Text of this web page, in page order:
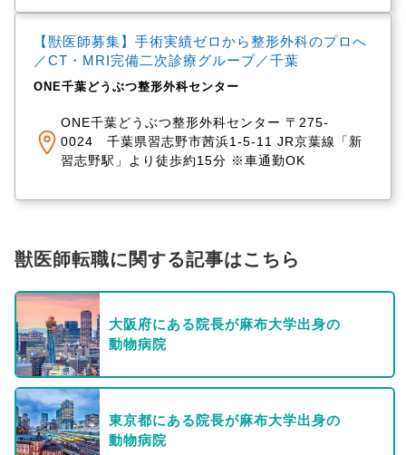
【獣医師募集】手術実績ゼロから整形外科のプロへ
／CT・MRI完備二次診療グループ／千葉
ONE千葉どうぶつ整形外科センター
ONE千葉どうぶつ整形外科センター 〒275-
0024 千葉県習志野市茜浜1-5-11 JR京葉線「新
習志野駅」より徒歩約15分 ※車通勤OK
獣医師転職に関する記事はこちら
大阪府にある院長が麻布大学出身の
動物病院
東京都にある院長が麻布大学出身の
動物病院